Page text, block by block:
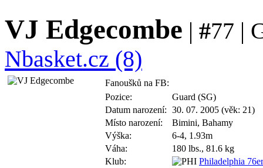
VJ Edgecombe | #77 |
Nbasket.cz (8)
Fanoušků na FB:
Pozice:
Guard (SG)
Datum narození: 30. 07. 2005 (věk: 21)
Místo narození:
Bimini, Bahamy
Výška:
6-4, 1.93m
Váha:
180 lbs., 81.6 kg
Klub:
Philadelphia